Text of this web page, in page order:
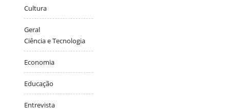
Cultura
Geral
Ciência e Tecnologia
Economia
Educação
Entrevista